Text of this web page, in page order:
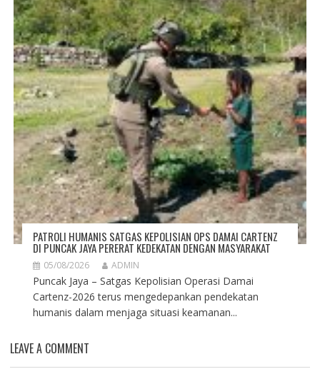
PATROLI HUMANIS SATGAS KEPOLISIAN OPS DAMAI CARTENZ
DI PUNCAK JAYA PERERAT KEDEKATAN DENGAN MASYARAKAT
05/08/2026 ADMIN
Puncak Jaya – Satgas Kepolisian Operasi Damai
Cartenz-2026 terus mengedepankan pendekatan
humanis dalam menjaga situasi keamanan...
LEAVE A COMMENT